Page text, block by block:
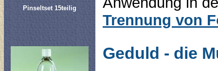
Pinseltset 15teilig
Trennung von
Geduld - die